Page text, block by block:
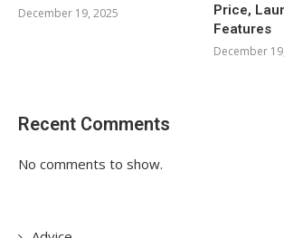
December 19, 2025
Price,
Features
December
Recent Comments
No comments to show.